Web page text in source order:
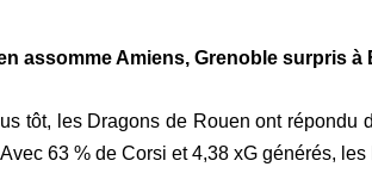
assomme Amiens, Grenoble surpris à
tôt, les Dragons de Rouen ont
63 % de Corsi et 4,38 xG générés,